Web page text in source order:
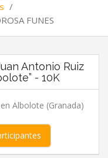
/
FUNES
Antonio Ruiz
- 10K
Albolote (Granada)